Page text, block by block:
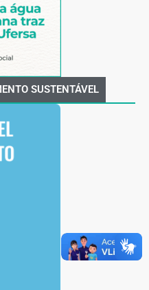
SUSTENTÁVEL